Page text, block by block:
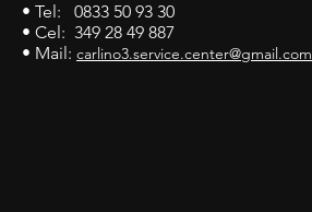
• Tel: 0833 50 93 30
• Cel: 349 28 49 887
• Mail: carlino3.service.center@gmail.com